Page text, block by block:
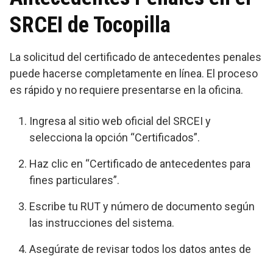
SRCEI de Tocopilla
La solicitud del certificado de antecedentes penales
puede hacerse completamente en línea. El proceso
es rápido y no requiere presentarse en la oficina.
Ingresa al sitio web oficial del SRCEI y
selecciona la opción “Certificados”.
Haz clic en “Certificado de antecedentes para
fines particulares”.
Escribe tu RUT y número de documento según
las instrucciones del sistema.
Asegúrate de revisar todos los datos antes de